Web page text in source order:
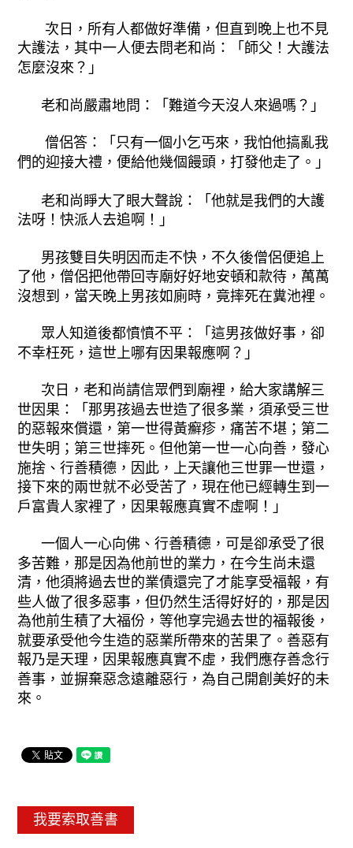
次日，所有人都做好準備，但直到晚上也不見
大護法，其中一人便去問老和尚：「師父！大護法
怎麼沒來？」
老和尚嚴肅地問：「難道今天沒人來過嗎？」
僧侶答：「只有一個小乞丐來，我怕他搞亂我
們的迎接大禮，便給他幾個饅頭，打發他走了。」
老和尚睜大了眼大聲說：「他就是我們的大護
法呀！快派人去追啊！」
男孩雙目失明因而走不快，不久後僧侶便追上
了他，僧侶把他帶回寺廟好好地安頓和款待，萬萬
沒想到，當天晚上男孩如廁時，竟摔死在糞池裡。
眾人知道後都憤憤不平：「這男孩做好事，卻
不幸枉死，這世上哪有因果報應啊？」
次日，老和尚請信眾們到廟裡，給大家講解三
世因果：「那男孩過去世造了很多業，須承受三世
的惡報來償還，第一世得黃癬疹，痛苦不堪；第二
世失明；第三世摔死。但他第一世一心向善，發心
施捨、行善積德，因此，上天讓他三世罪一世還，
接下來的兩世就不必受苦了，現在他已經轉生到一
戶富貴人家裡了，因果報應真實不虛啊！」
一個人一心向佛、行善積德，可是卻承受了很
多苦難，那是因為他前世的業力，在今生尚未還
清，他須將過去世的業債還完了才能享受福報，有
些人做了很多惡事，但仍然生活得好好的，那是因
為他前生積了大福份，等他享完過去世的福報後，
就要承受他今生造的惡業所帶來的苦果了。善惡有
報乃是天理，因果報應真實不虛，我們應存善念行
善事，並摒棄惡念遠離惡行，為自己開創美好的未
來。
我要索取善書